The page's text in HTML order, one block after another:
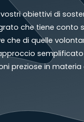
obiettivi di
che tiene conto
che di quelle
preziose in materia